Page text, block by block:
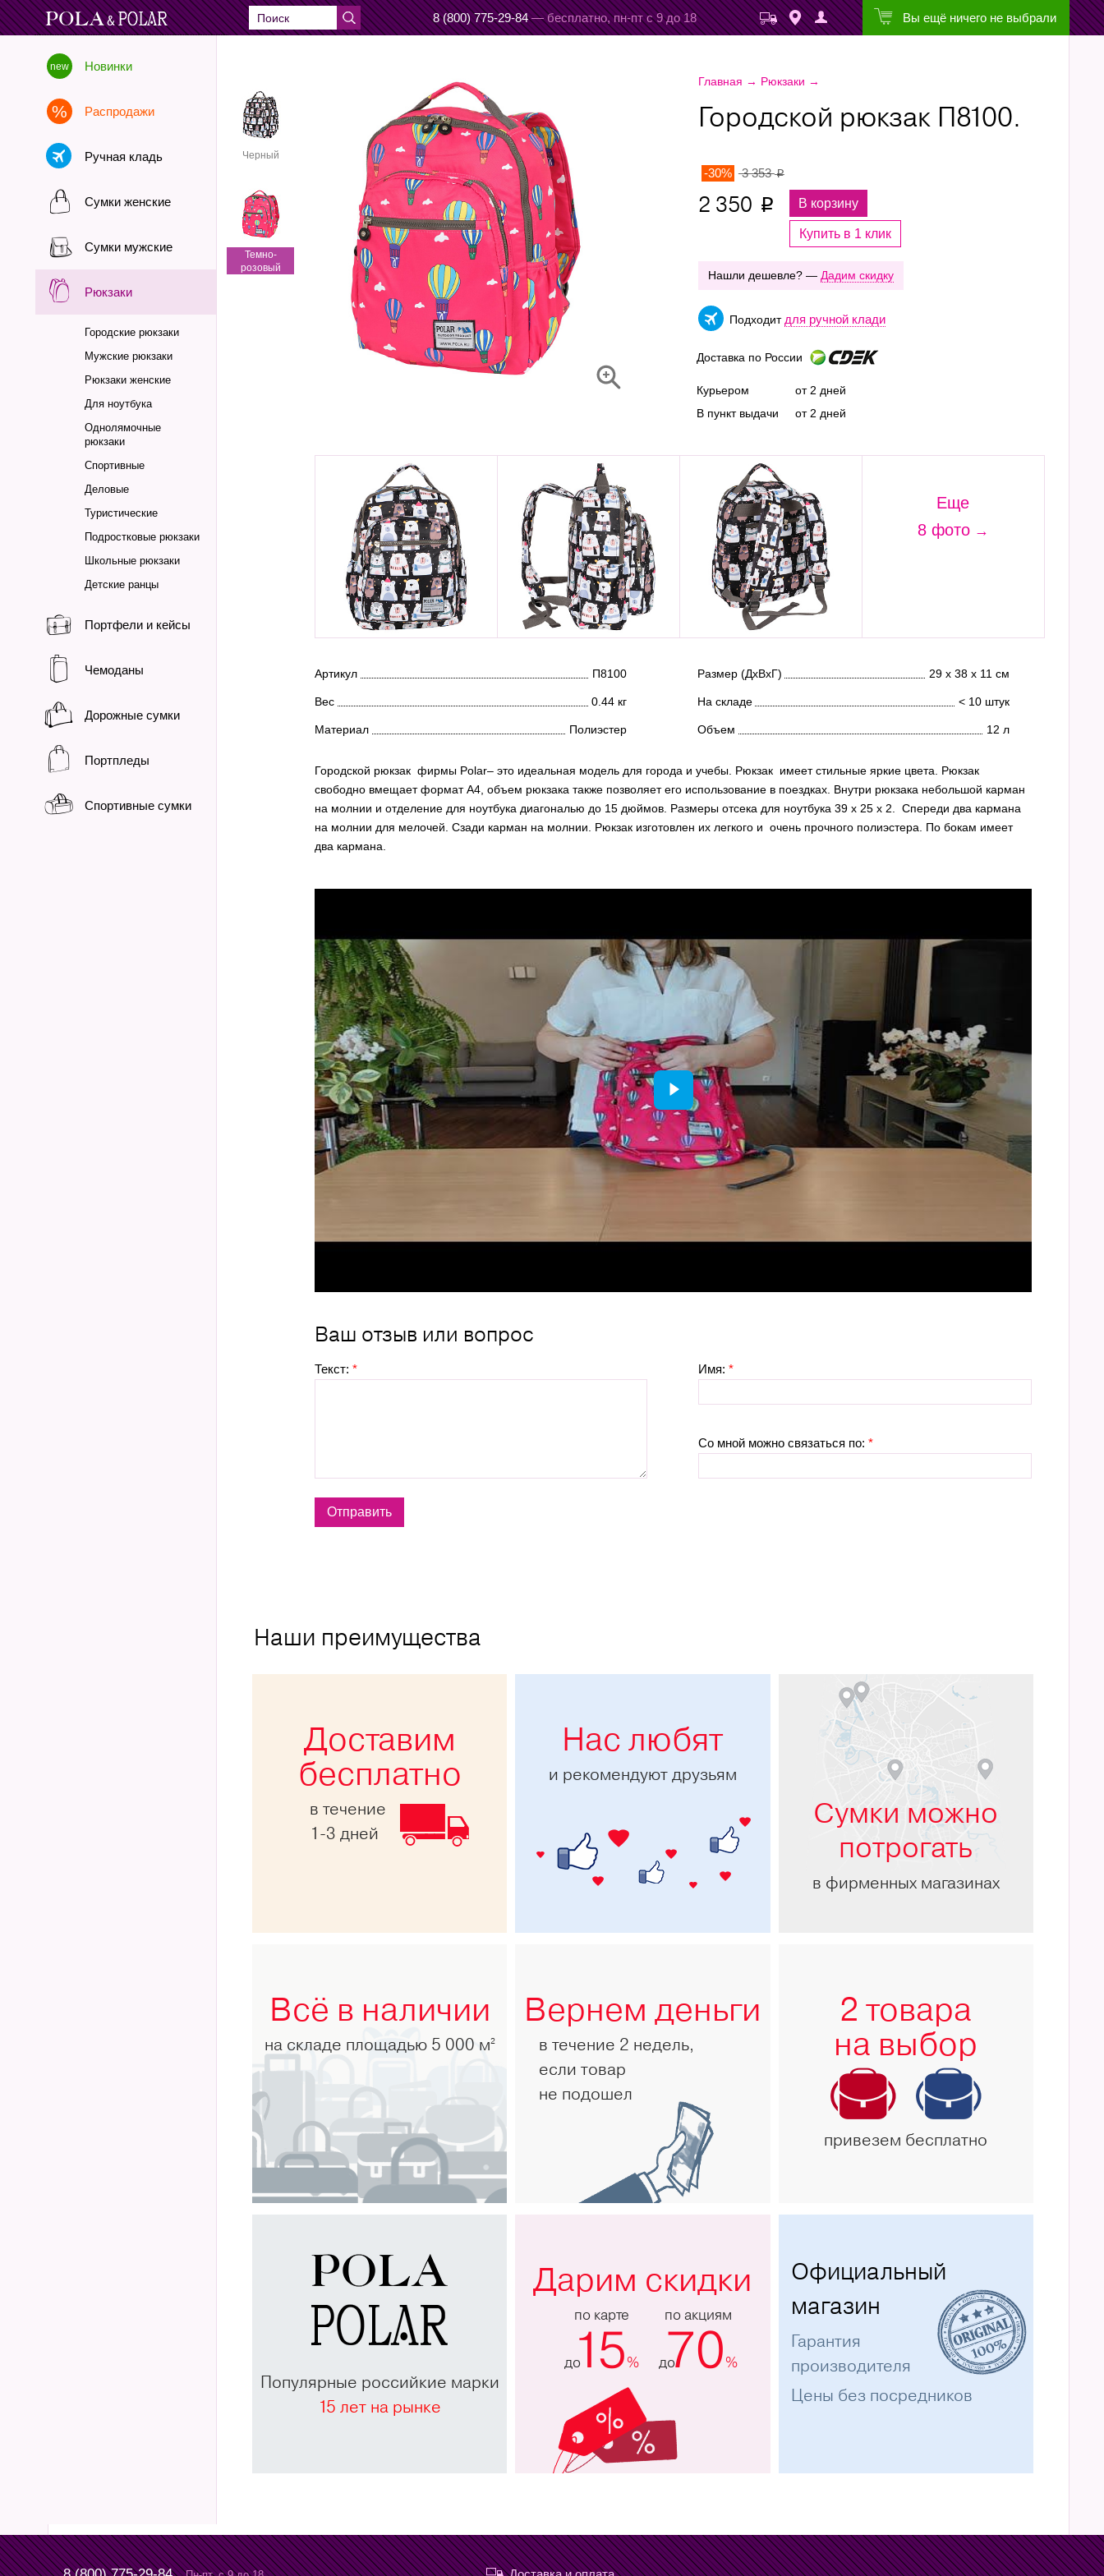
8 (800) 775-29-84 — бесплатно, пн-пт с 9 до 18 Вы ещё ничего не выбрали
Новинки
Распродажи
Ручная кладь
Сумки женские
Сумки мужские
Рюкзаки
Городские рюкзаки
Мужские рюкзаки
Рюкзаки женские
Для ноутбука
Однолямочные
рюкзаки
Спортивные
Деловые
Туристические
Подростковые рюкзаки
Школьные рюкзаки
Детские ранцы
Портфели и кейсы
Чемоданы
Дорожные сумки
Портпледы
Спортивные сумки
Главная → Рюкзаки →
Черный
Темно-
розовый
Городской рюкзак П8100.
-30% 3 353p
2 350 p В корзину
Купить в 1 клик
Нашли дешевле? — Дадим скидку
Подходит для ручной клади
Доставка по России
Курьером
В пункт выдачи
от 2 дней
от 2 дней
Еще
8 фото
Артикул П8100 Размер (ДхВхГ) 29 х 38 х 11 см
Вес 0.44 кг На складе < 10 штук
Материал Полиэстер Объем 12 л
Городской рюкзак фирмы Polar– это идеальная модель для города и учебы. Рюкзак имеет стильные яркие цвета. Рюкзак
свободно вмещает формат А4, объем рюкзака также позволяет его использование в поездках. Внутри рюкзака небольшой карман
на молнии и отделение для ноутбука диагональю до 15 дюймов. Размеры отсека для ноутбука 39 x 25 x 2. Спереди два кармана
на молнии для мелочей. Сзади карман на молнии. Рюкзак изготовлен их легкого и очень прочного полиэстера. По бокам имеет
два кармана.
Ваш отзыв или вопрос
Текст: * Имя:*
Со мной можно связаться по:*
Наши преимущества
Доставим
бесплатно
в течение
1-3 дней
Нас любят
и рекомендуют друзьям
Сумки можно
потрогать
в фирменных магазинах
Всё в наличии
на складе площадью 5 000 м2
Вернем деньги
в течение 2 недель,
если товар
не подошел
2 товара
на выбор
привезем бесплатно
Популярные российкие марки
15 лет на рынке
Дарим скидки
по карте
до15%
по акциям
до
70%
Официальный
магазин
Гарантия
производителя
Цены без посредников